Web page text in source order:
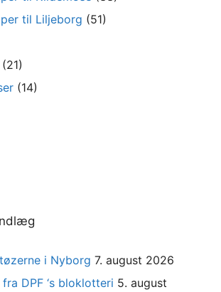
til Liljeborg (51)
(21)
(14)
i Nyborg 7. august 2026
DPF ‘s bloklotteri 5. august